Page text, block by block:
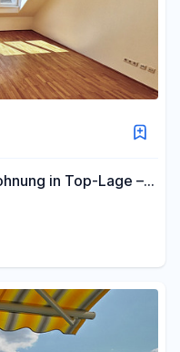
in Top-Lage –